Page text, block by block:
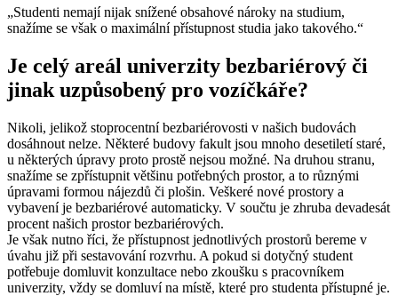
„Studenti nemají nijak snížené obsahové nároky na studium,
snažíme se však o maximální přístupnost studia jako takového.“
Je celý areál univerzity bezbariérový či
jinak uzpůsobený pro vozíčkáře?
Nikoli, jelikož stoprocentní bezbariérovosti v našich budovách
dosáhnout nelze. Některé budovy fakult jsou mnoho desetiletí staré,
u některých úpravy proto prostě nejsou možné. Na druhou stranu,
snažíme se zpřístupnit většinu potřebných prostor, a to různými
úpravami formou nájezdů či plošin. Veškeré nové prostory a
vybavení je bezbariérové automaticky. V součtu je zhruba devadesát
procent našich prostor bezbariérových.
Je však nutno říci, že přístupnost jednotlivých prostorů bereme v
úvahu již při sestavování rozvrhu. A pokud si dotyčný student
potřebuje domluvit konzultace nebo zkoušku s pracovníkem
univerzity, vždy se domluví na místě, které pro studenta přístupné je.